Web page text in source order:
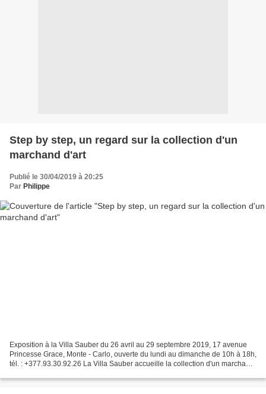
Step by step, un regard sur la collection d'un
marchand d'art
Publié le 30/04/2019 à 20:25
Par Philippe
Exposition à la Villa Sauber du 26 avril au 29 septembre 2019, 17 avenue
Princesse Grace, Monte - Carlo, ouverte du lundi au dimanche de 10h à 18h,
tél. : +377.93.30.92.26 La Villa Sauber accueille la collection d'un marchand